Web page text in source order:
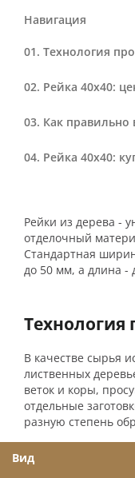
Навигация
Технология
Рейка 40х40:
Как правильно
Рейка 40х40:
Рейки из дерева -
отделочный
Стандартная
до 50 мм, а длина -
Технология
В качестве сырья
лиственных
веток и коры,
отдельные
разную степень
Вид